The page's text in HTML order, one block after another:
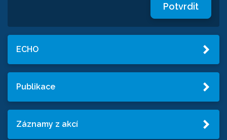
Potvrdit
ECHO
Publikace
Záznamy z akcí